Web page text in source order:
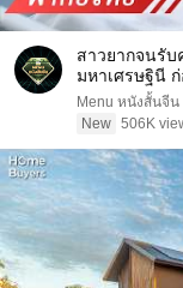
สาวยากจนรั
มหาเศรษฐินี
Menu หนังสั้นจีน
New 506K